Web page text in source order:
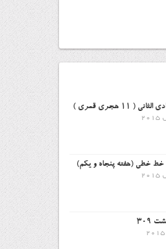
( ۱۱ هجری قمری )
خط خطی (هفته پنجاه و یکم)
۳۰۹